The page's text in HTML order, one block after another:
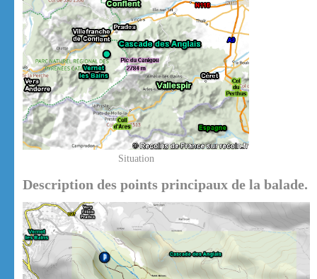
Situation
Description des points principaux de la balade.